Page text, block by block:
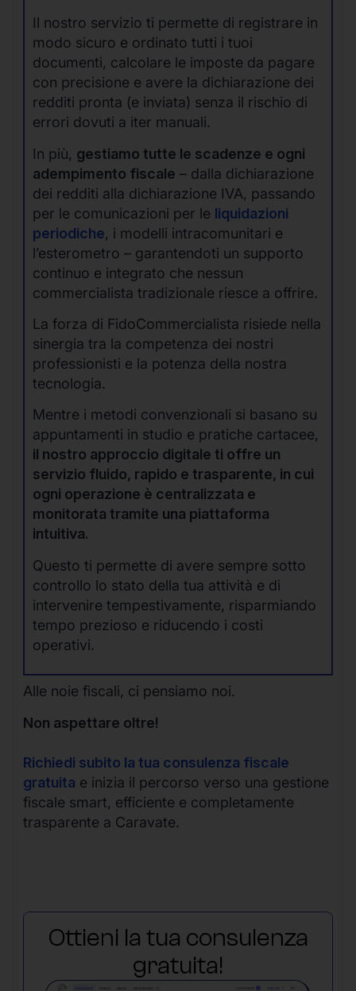
Il nostro servizio ti permette di registrare in
modo sicuro e ordinato tutti i tuoi
documenti, calcolare le imposte da pagare
con precisione e avere la dichiarazione dei
redditi pronta (e inviata) senza il rischio di
errori dovuti a iter manuali.
In più, gestiamo tutte le scadenze e ogni
adempimento fiscale – dalla dichiarazione
dei redditi alla dichiarazione IVA, passando
per le comunicazioni per le liquidazioni
periodiche, i modelli intracomunitari e
l’esterometro – garantendoti un supporto
continuo e integrato che nessun
commercialista tradizionale riesce a offrire.
La forza di FidoCommercialista risiede nella
sinergia tra la competenza dei nostri
professionisti e la potenza della nostra
tecnologia.
Mentre i metodi convenzionali si basano su
appuntamenti in studio e pratiche cartacee,
il nostro approccio digitale ti offre un
servizio fluido, rapido e trasparente, in cui
ogni operazione è centralizzata e
monitorata tramite una piattaforma
intuitiva.
Questo ti permette di avere sempre sotto
controllo lo stato della tua attività e di
intervenire tempestivamente, risparmiando
tempo prezioso e riducendo i costi
operativi.
Alle noie fiscali, ci pensiamo noi.
Non aspettare oltre!
Richiedi subito la tua consulenza fiscale
gratuita e inizia il percorso verso una gestione
fiscale smart, efficiente e completamente
trasparente a Caravate.
Ottieni la tua consulenza
gratuita!